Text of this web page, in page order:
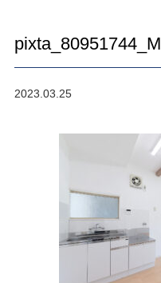
pixta_80951744_M
2023.03.25